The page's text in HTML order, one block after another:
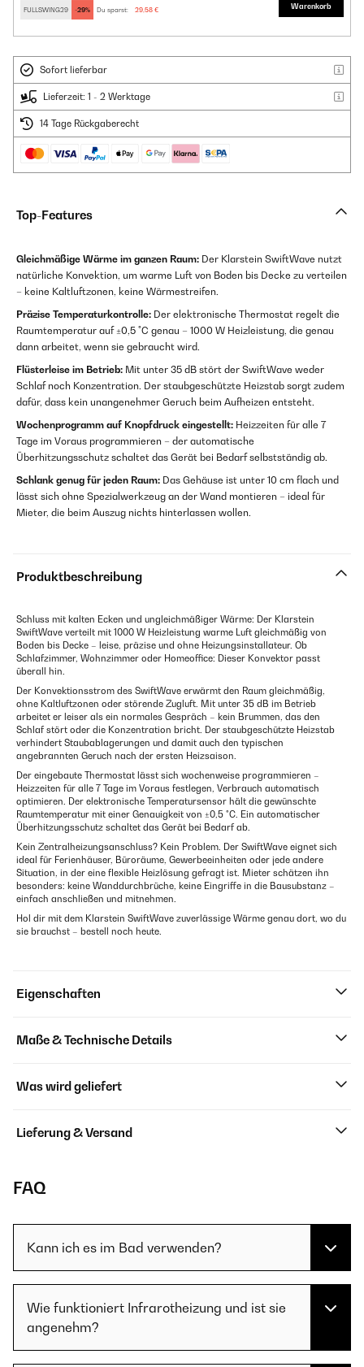
FULLSWING29 -29% Du sparst: 29,58 €
Warenkorb
Sofort lieferbar
Lieferzeit: 1 - 2 Werktage
14 Tage Rückgaberecht
Top-Features
Gleichmäßige Wärme im ganzen Raum: Der Klarstein SwiftWave nutzt
natürliche Konvektion, um warme Luft von Boden bis Decke zu verteilen
– keine Kaltluftzonen, keine Wärmestreifen.
Präzise Temperaturkontrolle: Der elektronische Thermostat regelt die
Raumtemperatur auf ±0,5 °C genau – 1000 W Heizleistung, die genau
dann arbeitet, wenn sie gebraucht wird.
Flüsterleise im Betrieb: Mit unter 35 dB stört der SwiftWave weder
Schlaf noch Konzentration. Der staubgeschützte Heizstab sorgt zudem
dafür, dass kein unangenehmer Geruch beim Aufheizen entsteht.
Wochenprogramm auf Knopfdruck eingestellt: Heizzeiten für alle 7
Tage im Voraus programmieren – der automatische
Überhitzungsschutz schaltet das Gerät bei Bedarf selbstständig ab.
Schlank genug für jeden Raum: Das Gehäuse ist unter 10 cm flach und
lässt sich ohne Spezialwerkzeug an der Wand montieren – ideal für
Mieter, die beim Auszug nichts hinterlassen wollen.
Produktbeschreibung
Schluss mit kalten Ecken und ungleichmäßiger Wärme: Der Klarstein
SwiftWave verteilt mit 1000 W Heizleistung warme Luft gleichmäßig von
Boden bis Decke – leise, präzise und ohne Heizungsinstallateur. Ob
Schlafzimmer, Wohnzimmer oder Homeoffice: Dieser Konvektor passt
überall hin.
Der Konvektionsstrom des SwiftWave erwärmt den Raum gleichmäßig,
ohne Kaltluftzonen oder störende Zugluft. Mit unter 35 dB im Betrieb
arbeitet er leiser als ein normales Gespräch – kein Brummen, das den
Schlaf stört oder die Konzentration bricht. Der staubgeschützte Heizstab
verhindert Staubablagerungen und damit auch den typischen
angebrannten Geruch nach der ersten Heizsaison.
Der eingebaute Thermostat lässt sich wochenweise programmieren –
Heizzeiten für alle 7 Tage im Voraus festlegen, Verbrauch automatisch
optimieren. Der elektronische Temperatursensor hält die gewünschte
Raumtemperatur mit einer Genauigkeit von ±0,5 °C. Ein automatischer
Überhitzungsschutz schaltet das Gerät bei Bedarf ab.
Kein Zentralheizungsanschluss? Kein Problem. Der SwiftWave eignet sich
ideal für Ferienhäuser, Büroräume, Gewerbeeinheiten oder jede andere
Situation, in der eine flexible Heizlösung gefragt ist. Mieter schätzen ihn
besonders: keine Wanddurchbrüche, keine Eingriffe in die Bausubstanz –
einfach anschließen und mitnehmen.
Hol dir mit dem Klarstein SwiftWave zuverlässige Wärme genau dort, wo du
sie brauchst – bestell noch heute.
Eigenschaften
Maße & Technische Details
Was wird geliefert
Lieferung & Versand
FAQ
Kann ich es im Bad verwenden?
Wie funktioniert Infrarotheizung und ist sie
angenehm?